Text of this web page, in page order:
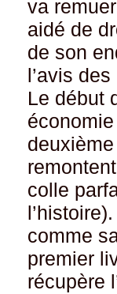
va
aidé de
de son
l’avis
Le début
colle
comme
premier
récupère